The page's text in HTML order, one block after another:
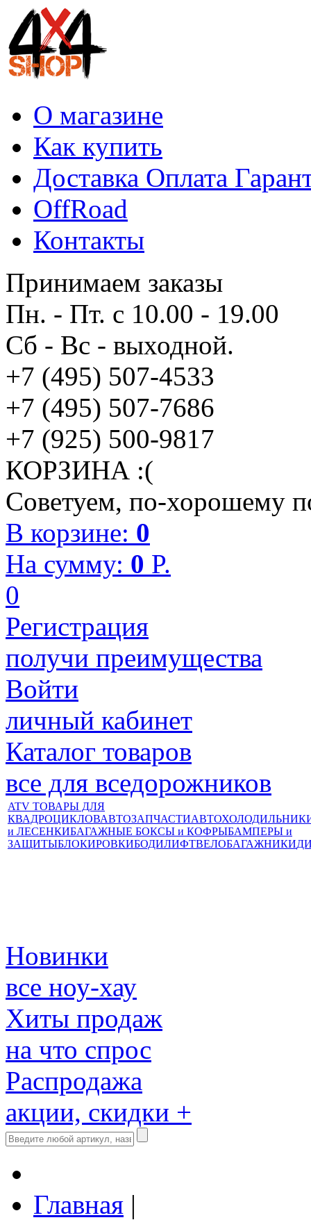
О магазине
Как купить
Доставка Оплата
OffRoad
Контакты
Принимаем заказы
Пн. - Пт. с 10.00 - 19.00
Сб - Вс - выходной.
+7 (495) 507-4533
+7 (495) 507-7686
+7 (925) 500-9817
КОРЗИНА :(
Советуем, по-хорошему
В корзине: 0
На сумму: 0 P.
0
Регистрация
получи преимущества
Войти
личный кабинет
Каталог товаров
все для вседорожников
ATV ТОВАРЫ ДЛЯ
КВАДРОЦИКЛОВАВТОЗАПЧАСТИ
и ЛЕСЕНКИБАГАЖНЫЕ БОКСЫ и КОФРЫБАМПЕРЫ и
ЗАЩИТЫБЛОКИРОВКИБОДИЛИФТВЕЛОБАГАЖНИКИ
Новинки
все ноу-хау
Хиты продаж
на что спрос
Распродажа
акции, скидки +
Главная |